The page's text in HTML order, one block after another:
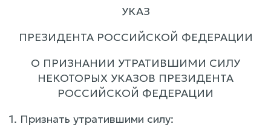
УКАЗ
ПРЕЗИДЕНТА РОССИЙСКОЙ ФЕДЕРАЦИИ
О ПРИЗНАНИИ УТРАТИВШИМИ СИЛУ
НЕКОТОРЫХ УКАЗОВ ПРЕЗИДЕНТА
РОССИЙСКОЙ ФЕДЕРАЦИИ
1. Признать утратившими силу: